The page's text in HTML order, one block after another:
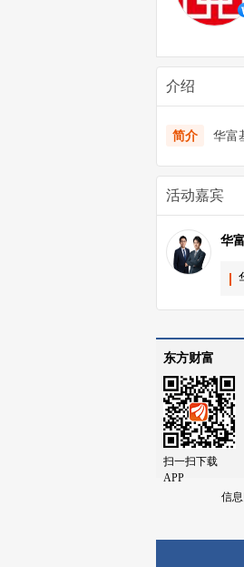
介绍
简介 华富
活动嘉宾
华
东方财富
扫一扫下载
APP
信